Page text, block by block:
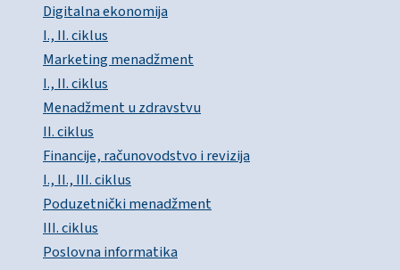
Digitalna ekonomija
I., II. ciklus
Marketing menadžment
I., II. ciklus
Menadžment u zdravstvu
II. ciklus
Financije, računovodstvo i revizija
I., II., III. ciklus
Poduzetnički menadžment
III. ciklus
Poslovna informatika